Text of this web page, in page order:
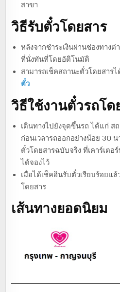
สาขา
วิธีรับตั๋วโดยสาร
หลังจากชำระเงินผ่านช่องทางต่
ที่นั่งทันที่โดยอัติโนมัติ
สามารถเช็คสถานะตั๋วโดยสาร
ตั๋ว
วิธีใช้งานตั๋วรถโด
เดินทางไปยังจุดขึ้นรถ ได้แก่ ส
ก่อนเวลารถออกอย่างน้อย 30
ตั๋วโดยสารฉบับจริง ที่เคาร์เตอ
ได้จองไว้
เมื่อได้เช็คอินรับตั๋วเรียบร้อยแ
โดยสาร
เส้นทางยอดนิยม